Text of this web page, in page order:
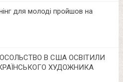
для молоді пройшов на
В США ОСВІТИЛИ
ХУДОЖНИКА